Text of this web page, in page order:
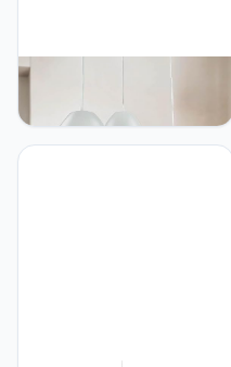
Hanglamp retro stijl wit
goud chroom verstelbaar
tot 1m 3x E27 hanglamp